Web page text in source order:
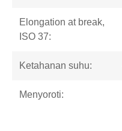
Elongation at break,
ISO 37:
Ketahanan suhu:
Menyoroti: